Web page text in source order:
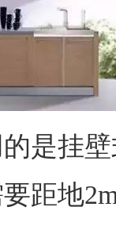
是挂壁
距地